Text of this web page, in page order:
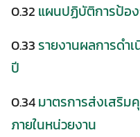
0.32 แผนปฏิบัติการป้อ
0.33รายงานผลการดำ
ปี
0.34มาตรการส่งเสริม
ภายในหน่วยงาน